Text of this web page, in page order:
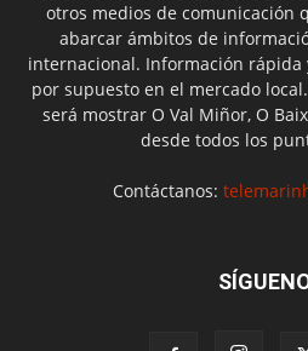
otros medios de comunicación
abarcar ámbitos de
internacional. Información rápida
por supuesto en el mercado
será mostrar O Val Miñor, O
desde todos los
Contáctanos: